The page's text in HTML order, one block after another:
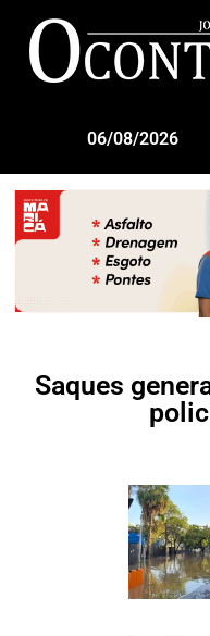
06/08/2026
Saques